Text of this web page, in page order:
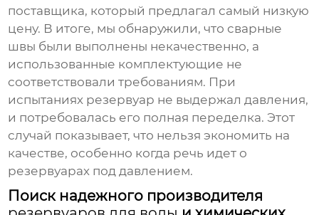
поставщика, который предлагал самый низкую
цену. В итоге, мы обнаружили, что сварные
швы были выполнены некачественно, а
использованные комплектующие не
соответствовали требованиям. При
испытаниях резервуар не выдержал давления,
и потребовалась его полная переделка. Этот
случай показывает, что нельзя экономить на
качестве, особенно когда речь идет о
резервуарах под давлением.
Поиск надежного производителя